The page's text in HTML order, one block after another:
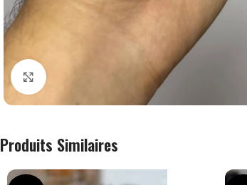
Produits Similaires